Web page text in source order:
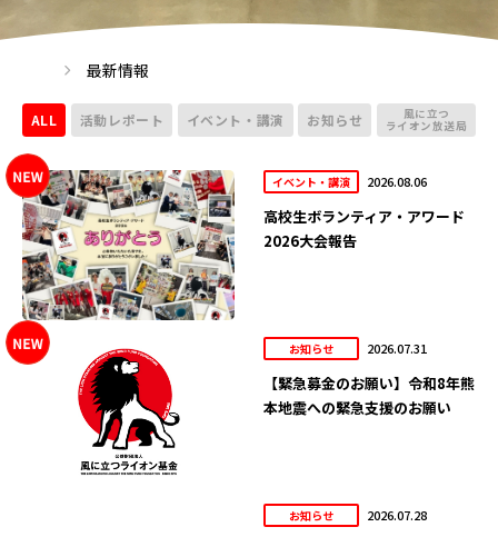
最新情報
ALL 活動レポート イベント・講演 お知らせ 風に立つ
ライオン放送局
イベント・講演 2026.08.06
高校生ボランティア・アワード
2026大会報告
お知らせ 2026.07.31
【緊急募金のお願い】令和8年熊
本地震への緊急支援のお願い
お知らせ 2026.07.28